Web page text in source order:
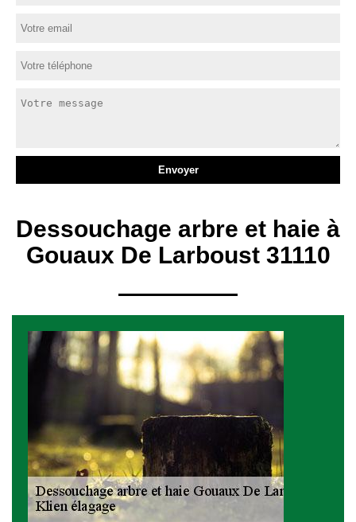
Dessouchage arbre et haie à
Gouaux De Larboust 31110